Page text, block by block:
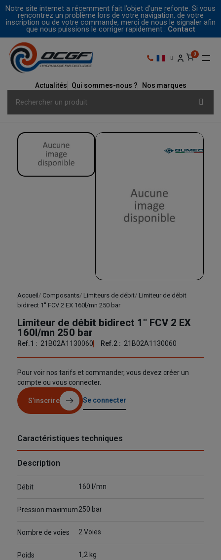
Notre site internet a récemment fait l’objet d’une refonte. Si vous
rencontrez un problème lors de votre navigation, de votre
inscription ou de votre commande, merci de nous le signaler afin
que nous puissions le corriger rapidement : Contact
Actualités Qui sommes-nous ? Nos marques
Accueil Composants Limiteurs de débit Limiteur de débit
bidirect 1'' FCV 2 EX 160l/mn 250 bar
Limiteur de débit bidirect 1'' FCV 2 EX
160l/mn 250 bar
Ref.1 : 21B02A1130060 Ref.2 : 21B02A1130060
Pour voir nos tarifs et commander, vous devez créer un
compte ou vous connecter.
S’inscrire Se connecter
Caractéristiques techniques
Description
Débit 160 l/mn
Pression maximum250 bar
Nombre de voies 2 Voies
Poids 1,2 kg